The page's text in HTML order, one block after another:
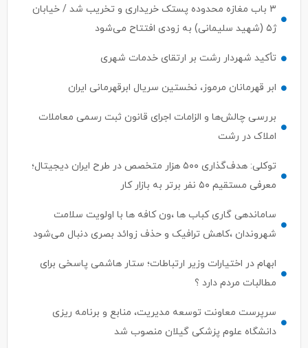
۳ باب مغازه محدوده پستک خریداری و تخریب شد / خیابان
ژ۵ (شهید سلیمانی) به زودی افتتاح می‌شود
تأکید شهردار رشت بر ارتقای خدمات شهری
ابر قهرمانان مرموز، نخستین سریال ابرقهرمانی ایران
بررسی چالش‌ها و الزامات اجرای قانون ثبت رسمی معاملات
املاک در رشت
توکلی: هدف‌گذاری ۵۰۰ هزار متخصص در طرح ایران دیجیتال؛
معرفی مستقیم ۵۰ نفر برتر به بازار کار
ساماندهی گاری کباب ها ،ون کافه ها با اولویت سلامت
شهروندان ،کاهش ترافیک و حذف زوائد بصری دنبال می‌شود
ابهام در اختیارات وزیر ارتباطات؛ ستار هاشمی پاسخی برای
مطالبات مردم دارد ؟
سرپرست معاونت توسعه مدیریت، منابع و برنامه ریزی
دانشگاه علوم پزشکی گیلان منصوب شد